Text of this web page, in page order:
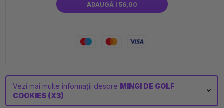
ADAUGĂ I 56,00
Vezi mai multe informații despre MINGI DE GOLF
COOKIES (X3)